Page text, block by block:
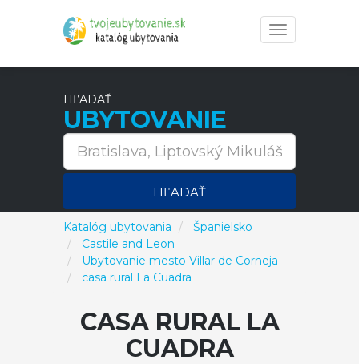
Toggle
navigation
HĽADAŤ
UBYTOVANIE
HĽADAŤ
Katalóg ubytovania
Španielsko
Castile and Leon
Ubytovanie mesto Villar de Corneja
casa rural La Cuadra
CASA RURAL LA
CUADRA